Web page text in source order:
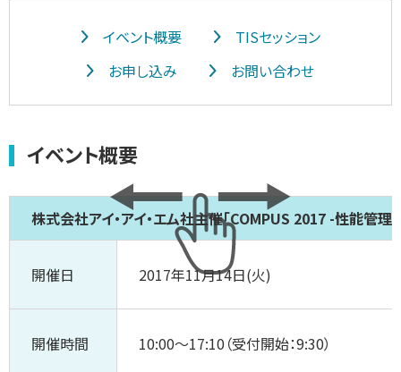
イベント概要
TISセッション
お申し込み
お問い合わせ
イベント概要
株式会社アイ・アイ・エム社主催「COMPUS 2017 -性能管理
開催日 2017年11月14日(火)
開催時間 10:00～17:10（受付開始：9:30）